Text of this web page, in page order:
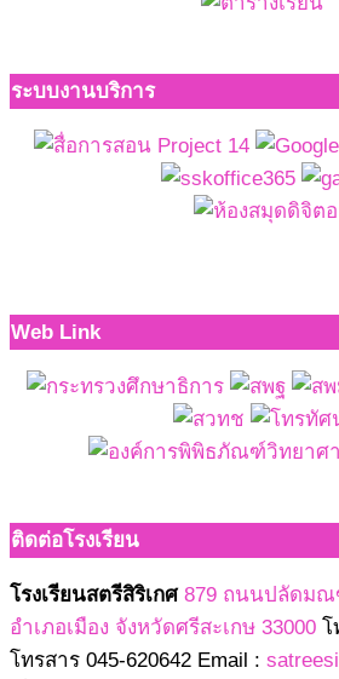
ระบบงานบริการ
Web Link
ติดต่อโรงเรียน
โรงเรียนสตรีสิริเกศ 879 ถนนปลัดมณ
อำเภอเมือง จังหวัดศรีสะเกษ 33000 โ
โทรสาร 045-620642 Email :